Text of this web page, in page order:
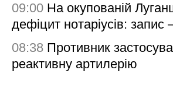
09:00 На окупованій
дефіцит нотаріусів: запис
08:38 Противник
реактивну артилерію